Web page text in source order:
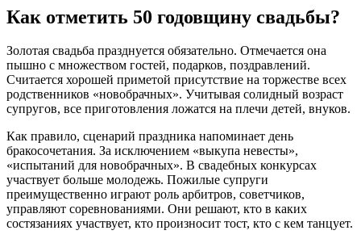
Как отметить 50 годовщину свадьбы?
Золотая свадьба празднуется обязательно. Отмечается она
пышно с множеством гостей, подарков, поздравлений.
Считается хорошей приметой присутствие на торжестве всех
родственников «новобрачных». Учитывая солидный возраст
супругов, все приготовления ложатся на плечи детей, внуков.
Как правило, сценарий праздника напоминает день
бракосочетания. За исключением «выкупа невесты»,
«испытаний для новобрачных». В свадебных конкурсах
участвует больше молодежь. Пожилые супруги
преимущественно играют роль арбитров, советчиков,
управляют соревнованиями. Они решают, кто в каких
состязаниях участвует, кто произносит тост, кто с кем танцует.